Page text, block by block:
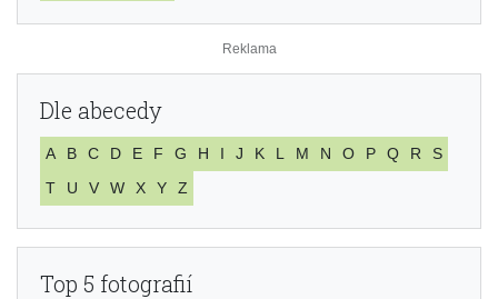
Dle abecedy
A B C D E F G H I J K L M N O P Q R
S
T
U V W X Y Z
Top 5 fotografií